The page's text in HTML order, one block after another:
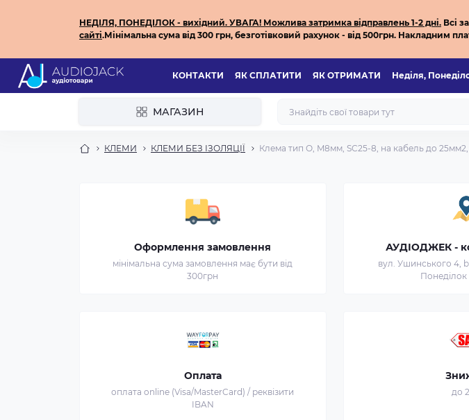
НЕДІЛЯ, ПОНЕДІЛОК - вихідний. УВАГА! Можлива затримка відправлень 1-2 дні. Всі з
сайті.Мінімальна сума від 300 грн, безготівковий рахунок - від 500грн. Накладним
КОНТАКТИ ЯК СПЛАТИТИ ЯК ОТРИМАТИ Неділя,
МАГАЗИН
КЛЕМИ КЛЕМИ БЕЗ ІЗОЛЯЦІЇ Клема тип О, M8мм, SC25-8, на кабель до 25мм2,
Оформлення замовлення
мінімальна сума замовлення має бути від
300грн
АУДІОДЖЕК -
вул. Ушинського 4,
Понеділок
Оплата
оплата online (Visa/MasterCard) / реквізити
IBAN
до